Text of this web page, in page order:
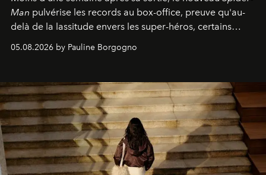
Man pulvérise les records au box-office, preuve qu'au-
delà de la lassitude envers les super-héros, certains
personnages continuent de susciter une ferveur intacte.
05.08.2026 by Pauline Borgogno